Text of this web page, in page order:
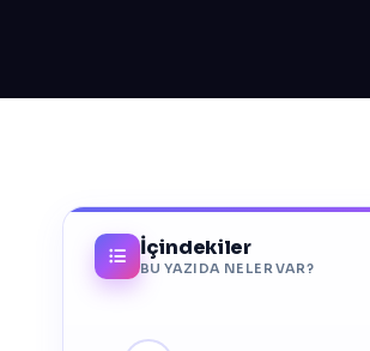
İçindekiler
BU YAZIDA NELER VAR?